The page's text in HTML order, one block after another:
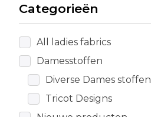
Categorieën
All ladies fabrics
Damesstoffen
Diverse Dames stoffen
Tricot Designs